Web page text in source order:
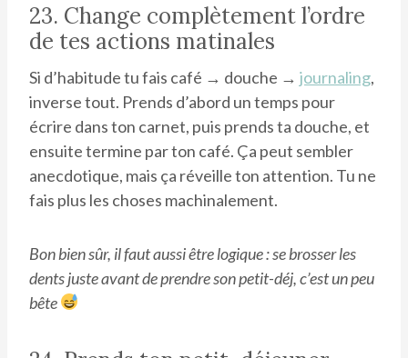
23. Change complètement l’ordre
de tes actions matinales
Si d’habitude tu fais café → douche → journaling,
inverse tout. Prends d’abord un temps pour
écrire dans ton carnet, puis prends ta douche, et
ensuite termine par ton café. Ça peut sembler
anecdotique, mais ça réveille ton attention. Tu ne
fais plus les choses machinalement.
Bon bien sûr, il faut aussi être logique : se brosser les
dents juste avant de prendre son petit-déj, c’est un peu
bête